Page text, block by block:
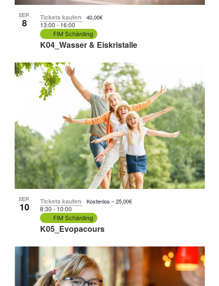
SEP.
8
K04_Wasser & Eiskristalle
13:00-16:00
FIM Schärding
Tickets kaufen 40,00€
SEP.
10
K05_Evopacours
8:30-10:00
FIM Schärding
Tickets kaufen Kostenlos – 25,00€